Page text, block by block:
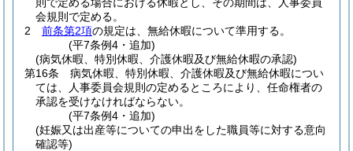
会規則で定める。
2
前条第2項の規定は、無給休暇について準用する。
(平7条例4・追加)
(病気休暇、特別休暇、介護休暇及び無給休暇の承認)
第16条
病気休暇、特別休暇、介護休暇及び無給休暇につい
ては、人事委員会規則の定めるところにより、任命権者の
承認を受けなければならない。
(平7条例4・追加)
(妊娠又は出産等についての申出をした職員等に対する意向
確認等)